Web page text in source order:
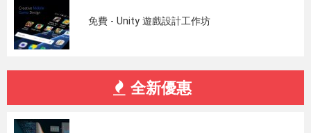
免費 - Unity 遊戲設計工作坊
全新優惠